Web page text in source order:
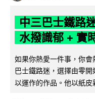
中三巴士鐵路
水撥識郁 + 實
如果你熱愛一件事，你
巴士鐵路迷，選擇由零
以運作的作品。他以紙皮